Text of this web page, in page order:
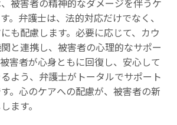
。弁護士は、法的対応だけでなく、
も配慮します。必要に応じて、カウ
と連携し、被害者の心理的なサポー
害者が心身ともに回復し、安心して
よう、弁護士がトータルでサポート
。心のケアへの配慮が、被害者の新
ます。